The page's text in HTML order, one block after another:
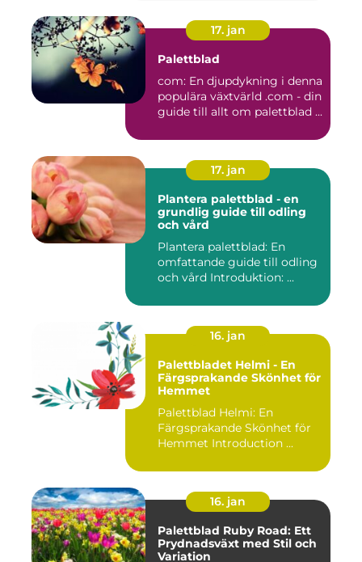
17. jan
Palettblad
com: En djupdykning i denna
populära växtvärld .com - din
guide till allt om palettblad ...
17. jan
Plantera palettblad - en
grundlig guide till odling
och vård
Plantera palettblad: En
omfattande guide till odling
och vård Introduktion: ...
16. jan
Palettbladet Helmi - En
Färgsprakande Skönhet för
Hemmet
Palettblad Helmi: En
Färgsprakande Skönhet för
Hemmet Introduction ...
16. jan
Palettblad Ruby Road: Ett
Prydnadsväxt med Stil och
Variation